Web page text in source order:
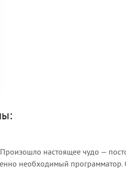
Произошло настоящее чудо —
необходимый